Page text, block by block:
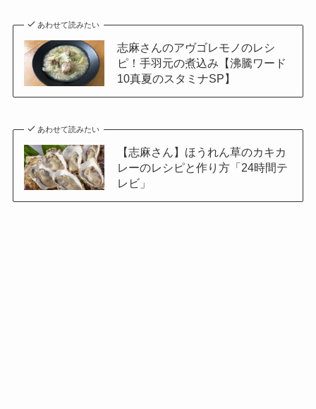
あわせて読みたい
志麻さんのアヴゴレモノのレシ
ピ！手羽元の煮込み【沸騰ワード
10真夏のスタミナSP】
あわせて読みたい
【志麻さん】ほうれん草のカキカ
レーのレシピと作り方「24時間テ
レビ」